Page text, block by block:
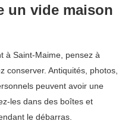
un vide maison
à Saint-Maime, pensez à
conserver. Antiquités, photos,
peuvent avoir une
les dans des boîtes et
le débarras.